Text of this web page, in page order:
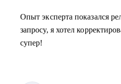
Опыт эксперта показался
запросу, я хотел
супер!